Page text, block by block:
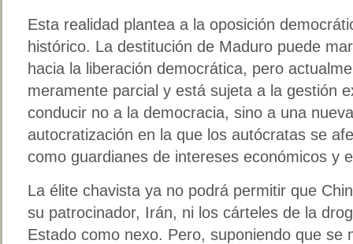
Esta realidad plantea a la oposición
histórico. La destitución de Maduro puede
hacia la liberación democrática, pero
meramente parcial y está sujeta a la gestión
conducir no a la democracia, sino a una
autocratización en la que los autócratas se
como guardianes de intereses económicos y
La élite chavista ya no podrá permitir que
su patrocinador, Irán, ni los cárteles de la
Estado como nexo. Pero, suponiendo que se